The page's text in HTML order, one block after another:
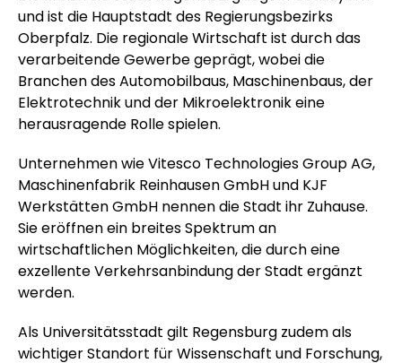
und ist die Hauptstadt des Regierungsbezirks
Oberpfalz. Die regionale Wirtschaft ist durch das
verarbeitende Gewerbe geprägt, wobei die
Branchen des Automobilbaus, Maschinenbaus, der
Elektrotechnik und der Mikroelektronik eine
herausragende Rolle spielen.
Unternehmen wie Vitesco Technologies Group AG,
Maschinenfabrik Reinhausen GmbH und KJF
Werkstätten GmbH nennen die Stadt ihr Zuhause.
Sie eröffnen ein breites Spektrum an
wirtschaftlichen Möglichkeiten, die durch eine
exzellente Verkehrsanbindung der Stadt ergänzt
werden.
Als Universitätsstadt gilt Regensburg zudem als
wichtiger Standort für Wissenschaft und Forschung,